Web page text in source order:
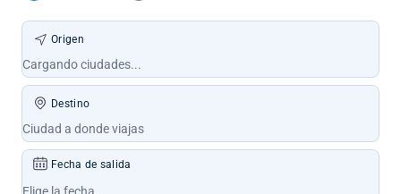
Origen
Destino
Fecha de salida